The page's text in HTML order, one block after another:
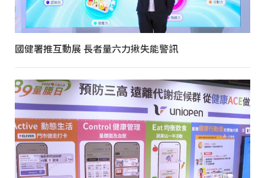
國健署推互動展 長者量六力揪失能警訊